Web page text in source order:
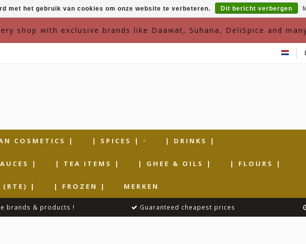
shop with exclusive brands like Daawat, Suhana, DeliSpice and
COSMETICS | | SPICES | | DRINKS |
| | TEA ITEMS | | GHEE & OILS | | FLOURS |
(RTE) | | FROZEN | MERKEN
brands & products ! Guaranteed cheapest prices
met het gebruik van cookies om onze website te verbeteren. Dit bericht verbergen